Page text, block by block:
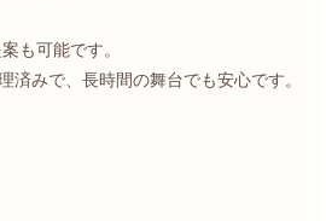
も可能です。
済みで、長時間の舞台でも安心です。